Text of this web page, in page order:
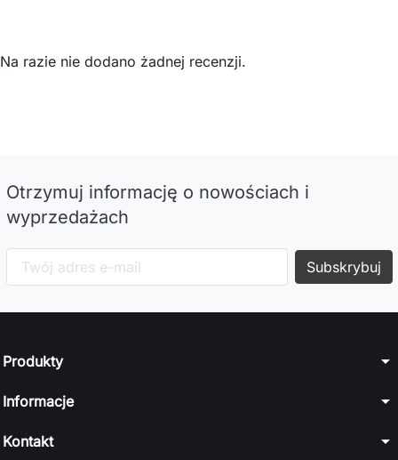
Na razie nie dodano żadnej recenzji.
Otrzymuj informację o nowościach i
wyprzedażach
Produkty arrow_drop_down
Informacje arrow_drop_down
Kontakt arrow_drop_down